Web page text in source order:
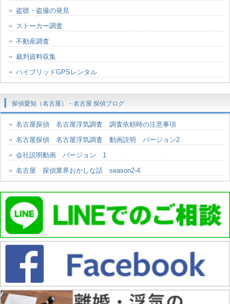
盗聴・盗撮の発見
ストーカー調査
不動産調査
裁判資料収集
ハイブリッドGPSレンタル
探偵愛知（名古屋）・名古屋 探偵ブログ
名古屋探偵 名古屋浮気調査 調査依頼時の注意事項
名古屋探偵 名古屋浮気調査 動画説明 バージョン2
会社説明動画 バージョン 1
名古屋 探偵業界おかしな話 season2-4